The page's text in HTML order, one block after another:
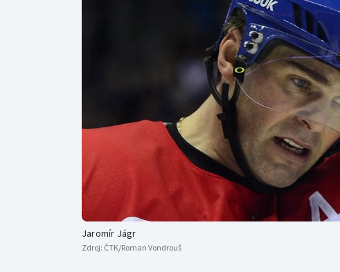
Curling
Dostihy
Florbal
Futsal
Golf
Gymnastika
Jaromír Jágr
Zdroj: ČTK/Roman Vondrouš